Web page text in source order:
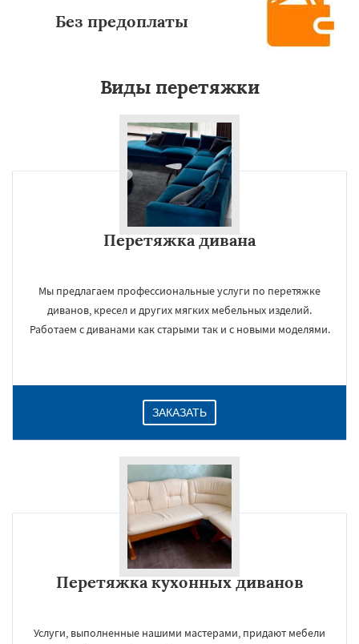
Без предоплаты
Виды перетяжки
Перетяжка дивана
Мы предлагаем профессиональные услуги по перетяжке
диванов, кресел и других мягких мебельных изделий.
Работаем с диванами как старыми так и с новыми моделями.
ЗАКАЗАТЬ
Перетяжка кухонных диванов
Услуги, выполненные нашими мастерами, придают мебели